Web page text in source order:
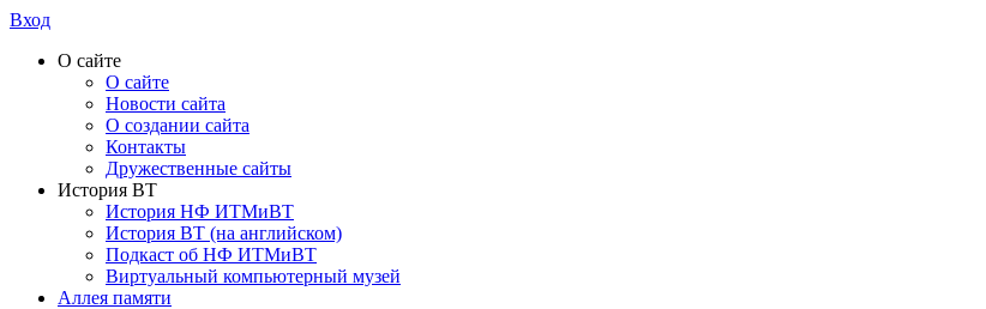
Вход
О сайте
О сайте
Новости сайта
О создании сайта
Контакты
Дружественные сайты
История ВТ
История НФ ИТМиВТ
История ВТ (на английском)
Подкаст об НФ ИТМиВТ
Виртуальный компьютерный музей
Аллея памяти